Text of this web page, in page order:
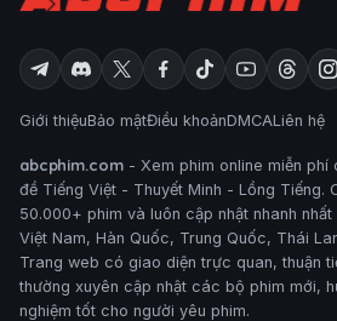
Giới thiệuBảo mậtĐiều khoảnDMCALiên hệ
abcphim.com- Xem phim online miễn phí
đề Tiếng Việt - Thuyết Minh - Lồng Tiếng.
50.000+ phim và luôn cập nhật nhanh
Việt Nam, Hàn Quốc, Trung Quốc, Thái
Trang web có giao diện trực quan, thuận
thường xuyên cập nhật các bộ phim mới,
nghiệm tốt cho người yêu phim.